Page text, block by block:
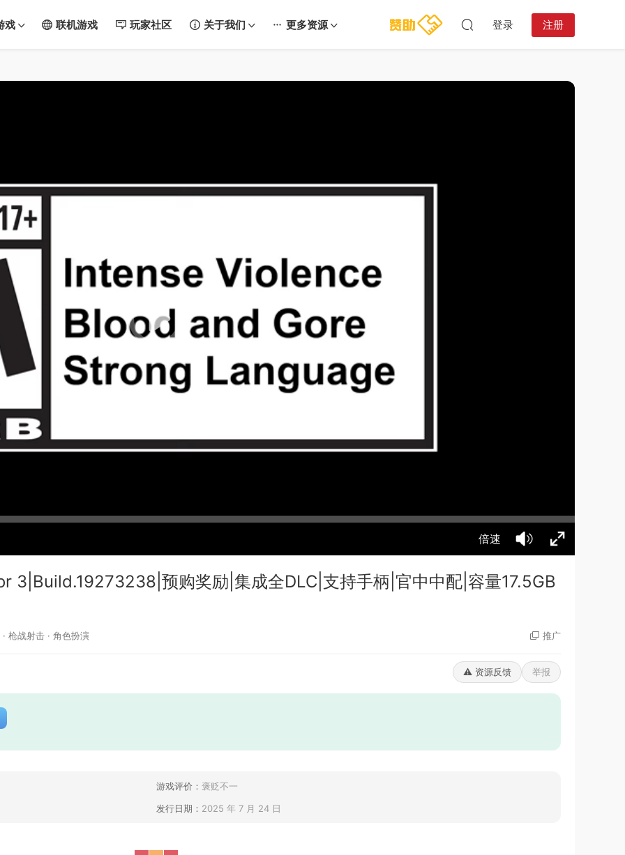
戏 联机游戏 玩家社区 关于我们 更多资源 登录 注册
倍速
3|Build.19273238|预购奖励|集成全DLC|支持手柄|官中中配|容量17.5GB
· 枪战射击 · 角色扮演 推广
⚠️ 资源反馈 举报
游戏评价： 褒贬不一
发行日期： 2025 年 7 月 24 日